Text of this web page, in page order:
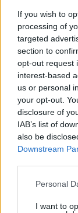
If you wish to
processing of
targeted
section to
opt-out request
interest-based
us or personal
your opt-out.
disclosure of
IAB’s list of
also be
Downstream
Please note
not limited to
Personal
I want to
ανθρώπων με
κάθε χώρα;
ΑΠΑΝΤΗΣΗ
Εύκολο
Εδώ οι
μισθούς
χειρότερο!
κάθε
ΑΠΑΝΤΗΣΗ
15.05.2026, 13:37